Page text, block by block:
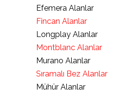
Efemera Alanlar
Fincan Alanlar
Longplay Alanlar
Montblanc Alanlar
Murano Alanlar
Sıramalı Bez Alanlar
Mühür Alanlar